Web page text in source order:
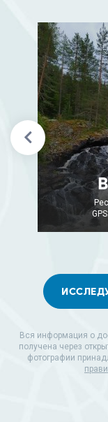
Вся информация о
получена через
фотографии